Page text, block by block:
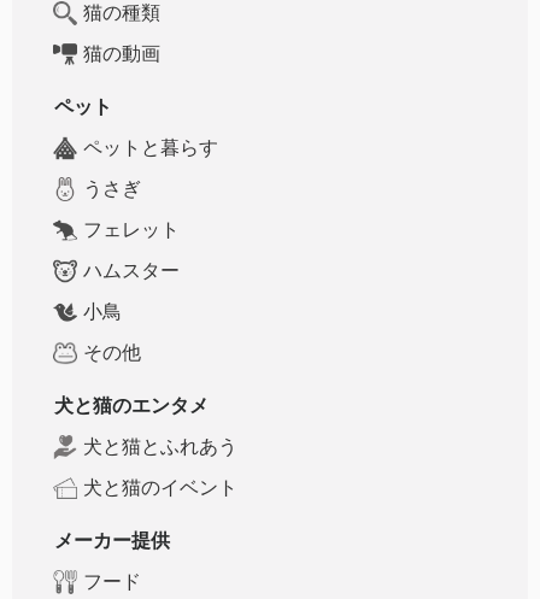
猫の種類
猫の動画
ペット
ペットと暮らす
うさぎ
フェレット
ハムスター
小鳥
その他
犬と猫のエンタメ
犬と猫とふれあう
犬と猫のイベント
メーカー提供
フード